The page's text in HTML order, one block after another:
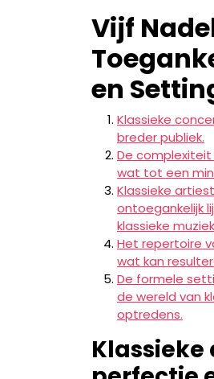
Vijf
en
Klassieke
breder publiek.
De complexiteit
wat tot een
Klassieke
ontoegankelijk
klassieke
Het repertoire
wat kan
De formele
de wereld van
optredens.